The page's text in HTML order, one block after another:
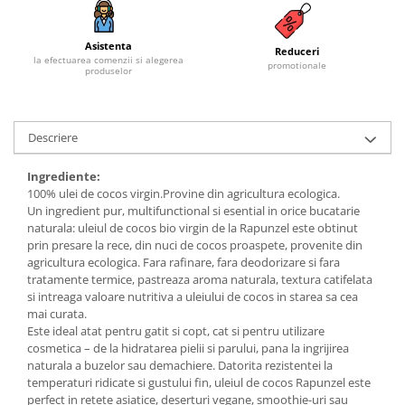
Indulcitori bio
Inghetata bio si decoratiuni
Masline bio si antipasti
Antipasti bio
Masline bio
Pesto bio
Musli si terci
Fulgi din cereale bio
Musli bio
Terci bio
Orez bio si leguminoase
Legume bio
Legume bio in conserva
Orez bio
Asistenta
la efectuarea comenzii si alegerea
produselor
Reduceri
promotionale
Descriere
Ingrediente:
100% ulei de cocos virgin.Provine din agricultura ecologica.
Un ingredient pur, multifunctional si esential in orice bucatarie
naturala: uleiul de cocos bio virgin de la Rapunzel este obtinut
prin presare la rece, din nuci de cocos proaspete, provenite din
agricultura ecologica. Fara rafinare, fara deodorizare si fara
tratamente termice, pastreaza aroma naturala, textura catifelata
si intreaga valoare nutritiva a uleiului de cocos in starea sa cea
mai curata.
Este ideal atat pentru gatit si copt, cat si pentru utilizare
cosmetica – de la hidratarea pielii si parului, pana la ingrijirea
naturala a buzelor sau demachiere. Datorita rezistentei la
temperaturi ridicate si gustului fin, uleiul de cocos Rapunzel este
perfect in retete asiatice, deserturi vegane, smoothie-uri sau